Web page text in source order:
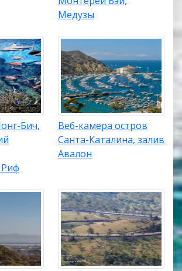
Медузы
Бич,
Веб-камера остров
Санта-Каталина, залив
Авалон